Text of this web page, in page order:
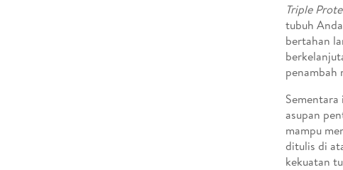
Triple
tubuh
bertahan
penambah
Sementara
asupan
mampu
ditulis di
kekuatan